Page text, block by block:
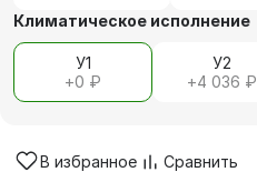
Климатическое исполнение
У1
+0 ₽
У2
+4 036 ₽
В избранное Сравнить